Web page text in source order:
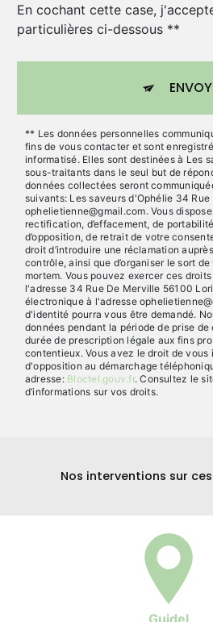
En cochant cette case,
particulières ci-dessous **
** Les données personnelles
fins de vous contacter et sont
informatisé. Elles sont destinées à Les
sous-traitants dans le seul but de
données collectées seront
suivants: Les saveurs d'Ophélie 34
ophelietienne@gmail.com. Vous
rectification, d’effacement, de
d’opposition, de retrait de votre
droit d’introduire une réclamation
contrôle, ainsi que d’organiser le sort
mortem. Vous pouvez exercer ces
l'adresse 34 Rue De Merville 56100
électronique à l'adresse
d'identité pourra vous être demandé.
données pendant la période de prise
durée de prescription légale aux fins
contentieux. Vous avez le droit de vous
d'opposition au démarchage
adresse: Bloctel.gouv.fr. Consultez le
d’informations sur vos droits.
Nos interventions sur
Guidel